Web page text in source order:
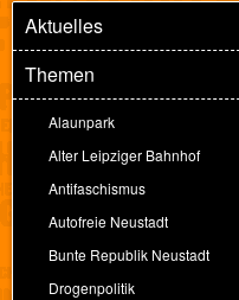
Aktuelles
Themen
Alaunpark
Alter Leipziger Bahnhof
Antifaschismus
Autofreie Neustadt
Bunte Republik Neustadt
Drogenpolitik